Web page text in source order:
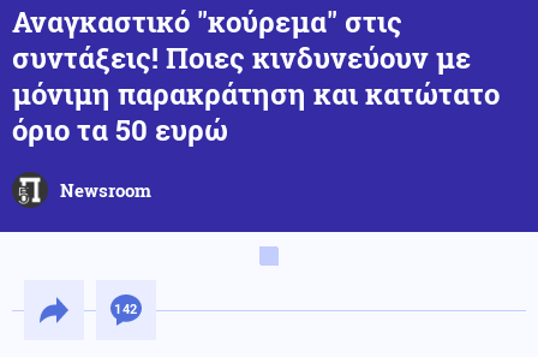
Αναγκαστικό "κούρεμα" στις
συντάξεις! Ποιες κινδυνεύουν με
μόνιμη παρακράτηση και κατώτατο
όριο τα 50 ευρώ
Newsroom
142